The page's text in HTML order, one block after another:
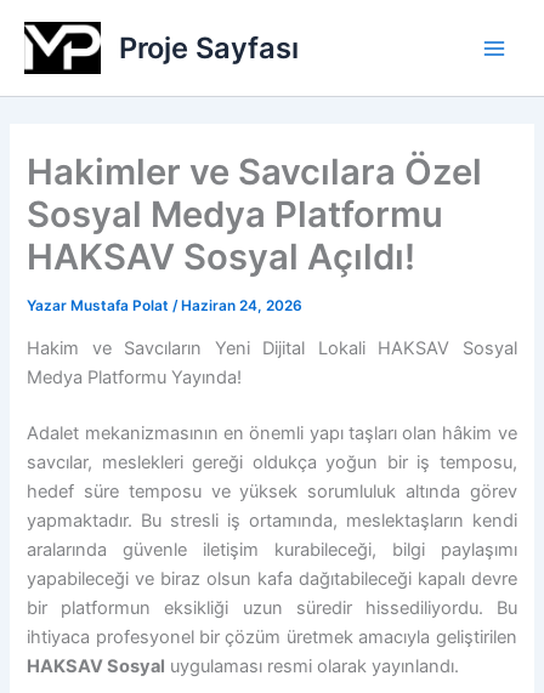
atla
Proje Sayfası
Hakimler ve Savcılara Özel
Sosyal Medya Platformu
HAKSAV Sosyal Açıldı!
Yazar Mustafa Polat /Haziran 24, 2026
Hakim ve Savcıların Yeni Dijital Lokali HAKSAV Sosyal
Medya Platformu Yayında!
Adalet mekanizmasının en önemli yapı taşları olan hâkim ve
savcılar, meslekleri gereği oldukça yoğun bir iş temposu,
hedef süre temposu ve yüksek sorumluluk altında görev
yapmaktadır. Bu stresli iş ortamında, meslektaşların kendi
aralarında güvenle iletişim kurabileceği, bilgi paylaşımı
yapabileceği ve biraz olsun kafa dağıtabileceği kapalı devre
bir platformun eksikliği uzun süredir hissediliyordu. Bu
ihtiyaca profesyonel bir çözüm üretmek amacıyla geliştirilen
HAKSAV Sosyal uygulaması resmi olarak yayınlandı.